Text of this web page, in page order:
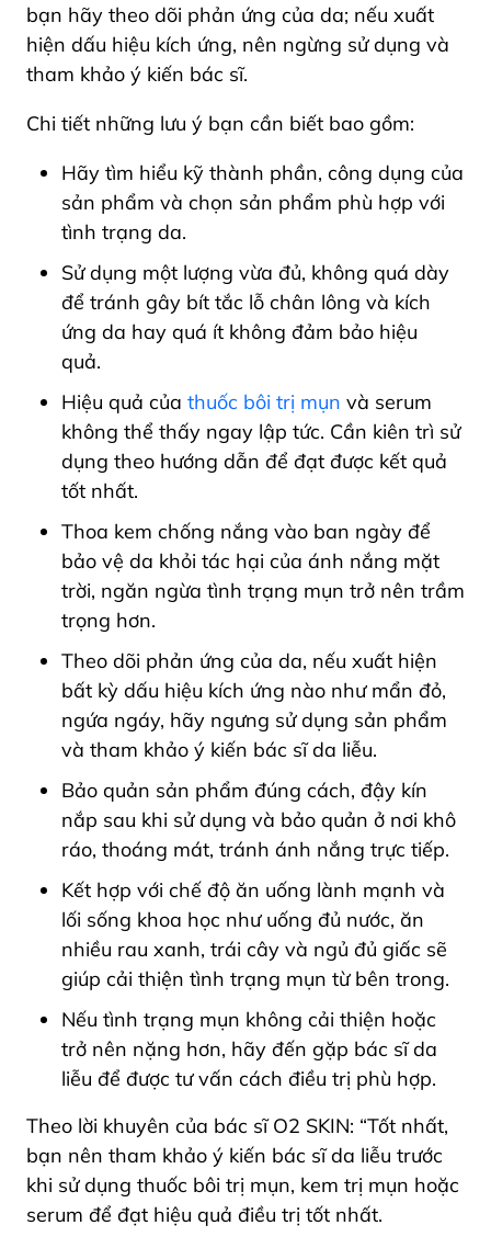
bạn hãy theo dõi phản ứng của da; nếu xuất
hiện dấu hiệu kích ứng, nên ngừng sử dụng và
tham khảo ý kiến bác sĩ.
Chi tiết những lưu ý bạn cần biết bao gồm:
Hãy tìm hiểu kỹ thành phần, công dụng của
sản phẩm và chọn sản phẩm phù hợp với
tình trạng da.
Sử dụng một lượng vừa đủ, không quá dày
để tránh gây bít tắc lỗ chân lông và kích
ứng da hay quá ít không đảm bảo hiệu
quả.
Hiệu quả của thuốc bôi trị mụn và serum
không thể thấy ngay lập tức. Cần kiên trì sử
dụng theo hướng dẫn để đạt được kết quả
tốt nhất.
Thoa kem chống nắng vào ban ngày để
bảo vệ da khỏi tác hại của ánh nắng mặt
trời, ngăn ngừa tình trạng mụn trở nên trầm
trọng hơn.
Theo dõi phản ứng của da, nếu xuất hiện
bất kỳ dấu hiệu kích ứng nào như mẩn đỏ,
ngứa ngáy, hãy ngưng sử dụng sản phẩm
và tham khảo ý kiến bác sĩ da liễu.
Bảo quản sản phẩm đúng cách, đậy kín
nắp sau khi sử dụng và bảo quản ở nơi khô
ráo, thoáng mát, tránh ánh nắng trực tiếp.
Kết hợp với chế độ ăn uống lành mạnh và
lối sống khoa học như uống đủ nước, ăn
nhiều rau xanh, trái cây và ngủ đủ giấc sẽ
giúp cải thiện tình trạng mụn từ bên trong.
Nếu tình trạng mụn không cải thiện hoặc
trở nên nặng hơn, hãy đến gặp bác sĩ da
liễu để được tư vấn cách điều trị phù hợp.
Theo lời khuyên của bác sĩ O2 SKIN: “Tốt nhất,
bạn nên tham khảo ý kiến bác sĩ da liễu trước
khi sử dụng thuốc bôi trị mụn, kem trị mụn hoặc
serum để đạt hiệu quả điều trị tốt nhất.